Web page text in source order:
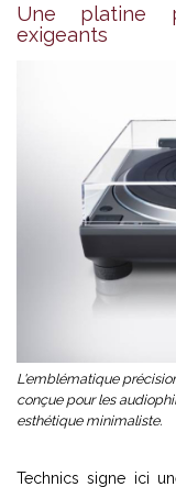
Une platine
exigeants
L'emblématique
conçue pour les
esthétique minimaliste.
Technics signe ici